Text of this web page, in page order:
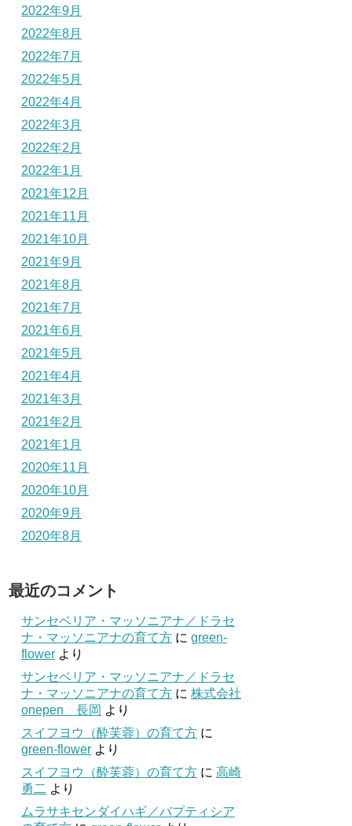
2022年9月
2022年8月
2022年7月
2022年5月
2022年4月
2022年3月
2022年2月
2022年1月
2021年12月
2021年11月
2021年10月
2021年9月
2021年8月
2021年7月
2021年6月
2021年5月
2021年4月
2021年3月
2021年2月
2021年1月
2020年11月
2020年10月
2020年9月
2020年8月
最近のコメント
サンセベリア・マッソニアナ／ドラセ
ナ・マッソニアナの育て方 に green-
flower より
サンセベリア・マッソニアナ／ドラセ
ナ・マッソニアナの育て方 に 株式会社
onepen 長岡 より
スイフヨウ（酔芙蓉）の育て方 に
green-flower より
スイフヨウ（酔芙蓉）の育て方 に 高崎
勇二 より
ムラサキセンダイハギ／バプティシア